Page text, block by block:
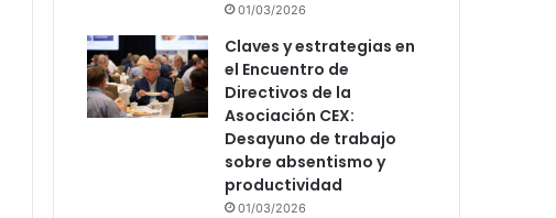
01/03/2026
Claves y estrategias en
el Encuentro de
Directivos de la
Asociación CEX:
Desayuno de trabajo
sobre absentismo y
productividad
01/03/2026